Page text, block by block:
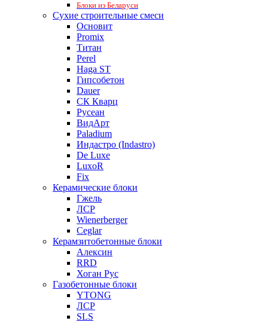
Блоки из Беларуси
Сухие строительные смеси
Основит
Promix
Титан
Perel
Haga ST
Гипсобетон
Dauer
СК Кварц
Русеан
ВидАрт
Paladium
Индастро (Indastro)
De Luxe
LuxoR
Fix
Керамические блоки
Гжель
ЛСР
Wienerberger
Ceglar
Керамзитобетонные блоки
Алексин
RRD
Хоган Рус
Газобетонные блоки
YTONG
ЛСР
SLS